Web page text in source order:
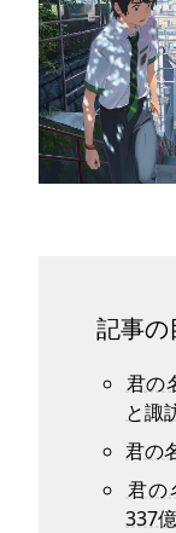
記事の
君の
と諏
君の
君の
337